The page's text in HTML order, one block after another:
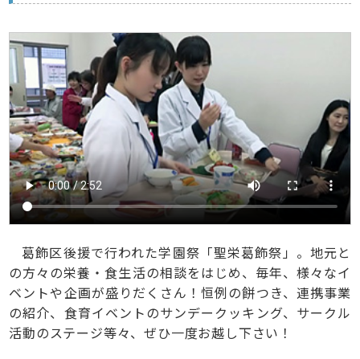
葛飾区後援で行われた学園祭「聖栄葛飾祭」。地元と
の方々の栄養・食生活の相談をはじめ、毎年、様々なイ
ベントや企画が盛りだくさん！恒例の餅つき、連携事業
の紹介、食育イベントのサンデークッキング、サークル
活動のステージ等々、ぜひ一度お越し下さい！